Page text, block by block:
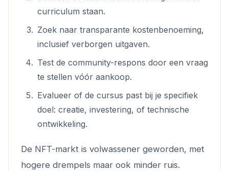
curriculum staan.
Zoek naar transparante kostenbenoeming,
inclusief verborgen uitgaven.
Test de community-respons door een vraag
te stellen vóór aankoop.
Evalueer of de cursus past bij je specifiek
doel: creatie, investering, of technische
ontwikkeling.
De NFT-markt is volwassener geworden, met
hogere drempels maar ook minder ruis.